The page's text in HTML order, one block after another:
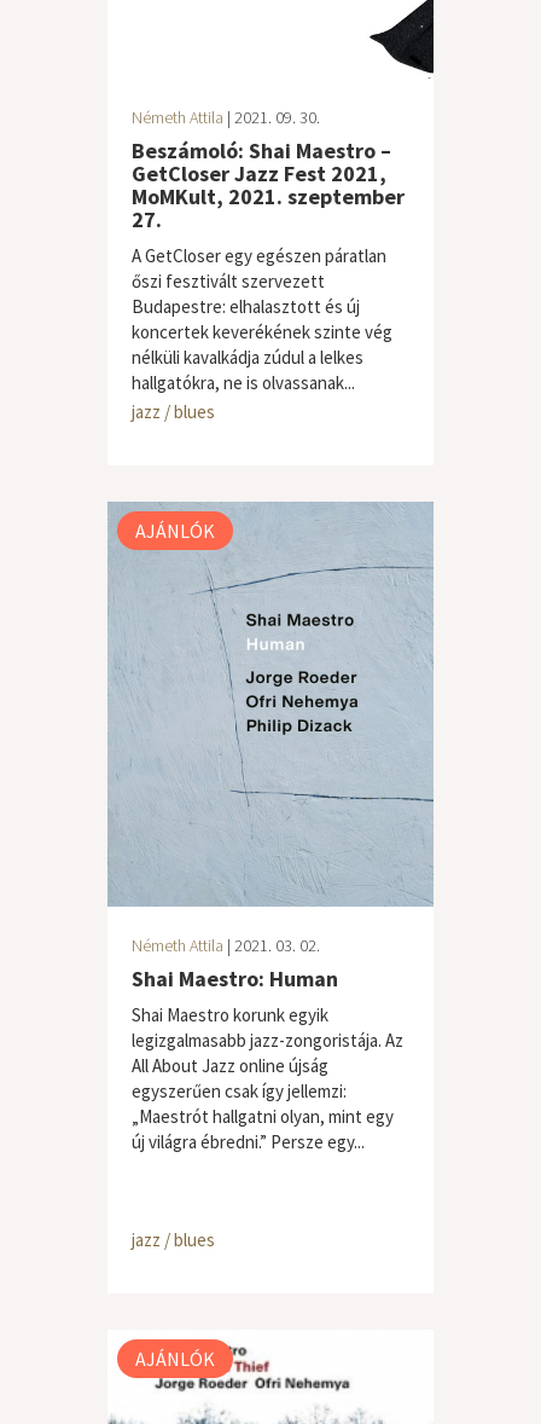
Németh Attila | 2021. 09. 30.
Beszámoló: Shai Maestro –
GetCloser Jazz Fest 2021,
MoMKult, 2021. szeptember
27.
A GetCloser egy egészen páratlan
őszi fesztivált szervezett
Budapestre: elhalasztott és új
koncertek keverékének szinte vég
nélküli kavalkádja zúdul a lelkes
hallgatókra, ne is olvassanak...
jazz / blues
AJÁNLÓK
Németh Attila | 2021. 03. 02.
Shai Maestro: Human
Shai Maestro korunk egyik
legizgalmasabb jazz-zongoristája. Az
All About Jazz online újság
egyszerűen csak így jellemzi:
„Maestrót hallgatni olyan, mint egy
új világra ébredni.” Persze egy...
jazz / blues
AJÁNLÓK